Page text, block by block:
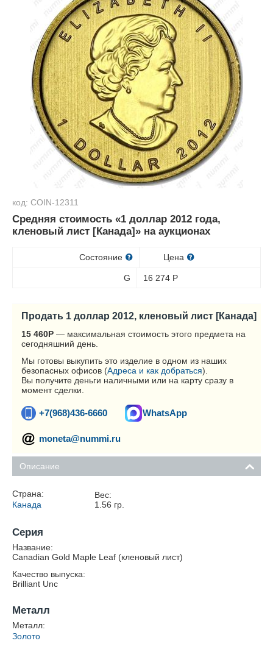
код: COIN-12311
Средняя стоимость «1 доллар 2012 года,
кленовый лист [Канада]» на аукционах
Состояние Цена
G 16 274 Р
Продать 1 доллар 2012, кленовый лист [Канада]
15 460Р — максимальная стоимость этого предмета на
сегодняшний день.
Мы готовы выкупить это изделие в одном из наших
безопасных офисов (Адреса и как добраться).
Вы получите деньги наличными или на карту сразу в
момент сделки.
+7(968)436-6660 WhatsApp
moneta@nummi.ru
Описание
Страна:
Канада
Вес:
1.56 гр.
Серия
Название:
Canadian Gold Maple Leaf (кленовый лист)
Качество выпуска:
Brilliant Unc
Металл
Металл:
Золото